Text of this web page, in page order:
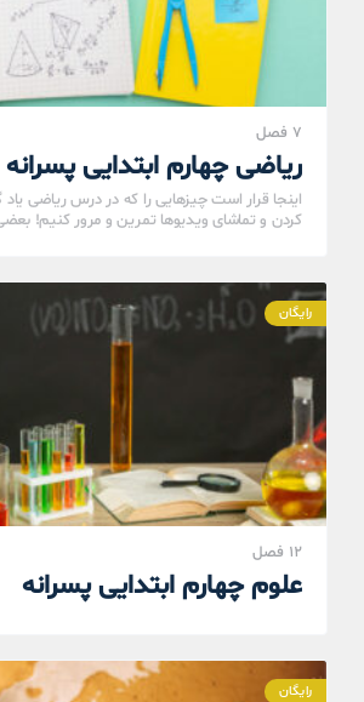
7 فصل
ریاضی چهارم ابتدایی پسرانه
اینجا قرار است چیزهایی را که در درس ریاضی یاد
کردن و تماشای ویدیوها تمرین و مرور کنیم! بعضی
رایگان
12 فصل
علوم چهارم ابتدایی پسرانه
رایگان